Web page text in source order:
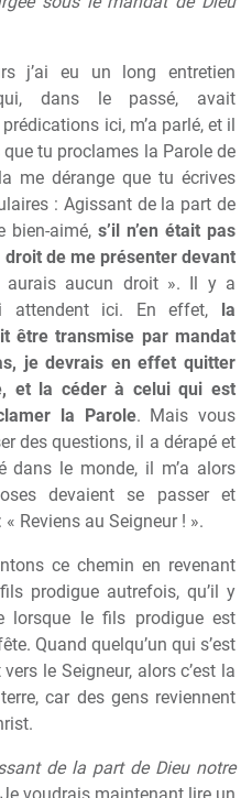
j’ai eu un long entretien
qui, dans le passé, avait
ici, m’a parlé, et il
que tu proclames la Parole de
me dérange que tu écrives
: Agissant de la part de
bien-aimé,s’il n’en était pas
droit de me présenter devant
aurais aucun droit ». Il y a
attendent ici. En effet, la
être transmise par mandat
je devrais en effet quitter
et la céder à celui qui est
la Parole. Mais vous
des questions, il a dérapé et
dans le monde, il m’a alors
devaient se passer et
Reviens au Seigneur ! ».
ce chemin en revenant
prodigue autrefois, qu’il y
lorsque le fils prodigue est
Quand quelqu’un qui s’est
le Seigneur, alors c’est la
car des gens reviennent
de la part de Dieu notre